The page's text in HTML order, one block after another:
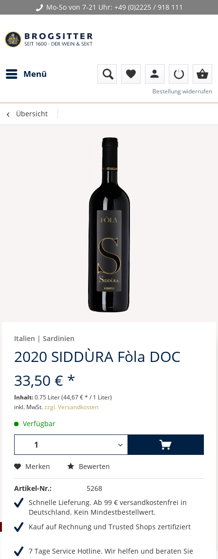
Mo-So von 7-21 Uhr: +49 (0)2225 / 918 111
Menü favorite person shopping_basket
Bestellung widerrufen
Übersicht
Italien | Sardinien
2020 SIDDÙRA Fòla DOC
33,50 € *
Inhalt:0.75 Liter (44,67 € * / 1 Liter)
inkl. MwSt.zzgl. Versandkosten
Verfügbar
Merken Bewerten
Artikel-Nr.:
5268
Schnelle Lieferung. Ab 99 € versandkostenfrei in
Deutschland. Kein Mindestbestellwert.
Kauf auf Rechnung und Trusted Shops zertifiziert
7 Tage Service Hotline. Wir helfen und beraten Sie